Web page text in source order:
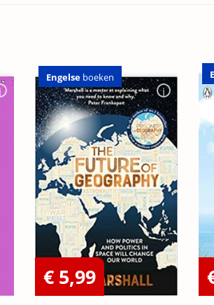
Engelse boeken
€ 5,99